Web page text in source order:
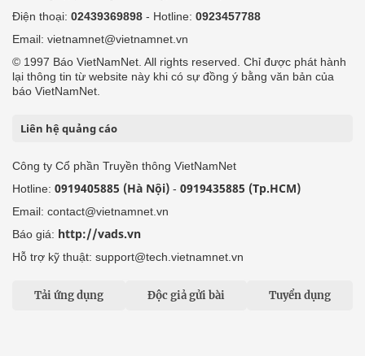
Điện thoại: 02439369898 - Hotline: 0923457788
Email: vietnamnet@vietnamnet.vn
© 1997 Báo VietNamNet. All rights reserved. Chỉ được phát hành
lại thông tin từ website này khi có sự đồng ý bằng văn bản của
báo VietNamNet.
Liên hệ quảng cáo
Công ty Cổ phần Truyền thông VietNamNet
Hotline: 0919405885 (Hà Nội) - 0919435885 (Tp.HCM)
Email: contact@vietnamnet.vn
Báo giá: http://vads.vn
Hỗ trợ kỹ thuật: support@tech.vietnamnet.vn
Tải ứng dụng Độc giả gửi bài Tuyển dụng